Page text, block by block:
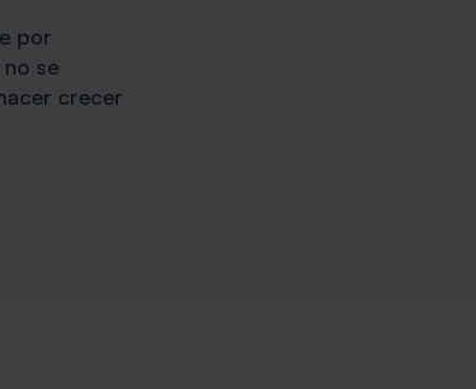
por
se
crecer